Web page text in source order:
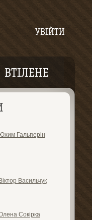
УВІЙТИ
ВТІЛЕНЕ
Гальперін
Васильчук
Сокірка